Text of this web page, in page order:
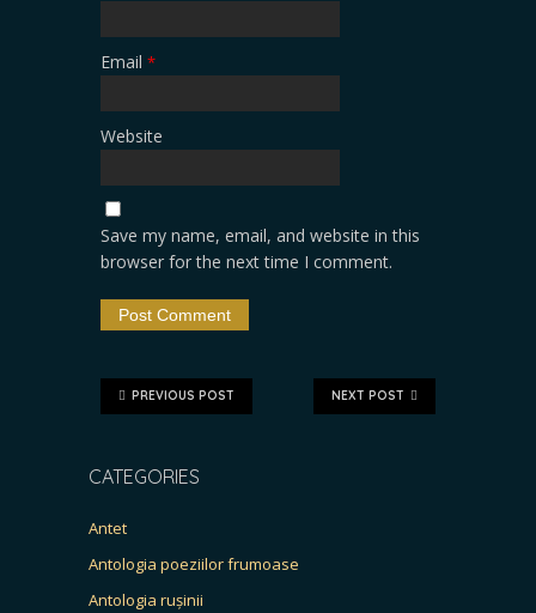
Email *
Website
Save my name, email, and website in this
browser for the next time I comment.
NEXT POST
PREVIOUS POST
CATEGORIES
Antet
Antologia poeziilor frumoase
Antologia rușinii